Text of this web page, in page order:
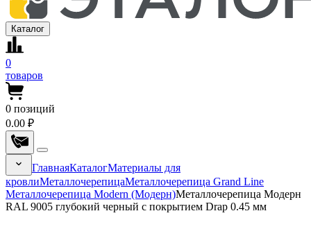
Каталог
0
товаров
0 позиций
0.00 ₽
ГлавнаяКаталогМатериалы для
кровлиМеталлочерепицаМеталлочерепица Grand Line
Металлочерепица Modern (Модерн)Металлочерепица Модерн
RAL 9005 глубокий черный с покрытием Drap 0.45 мм